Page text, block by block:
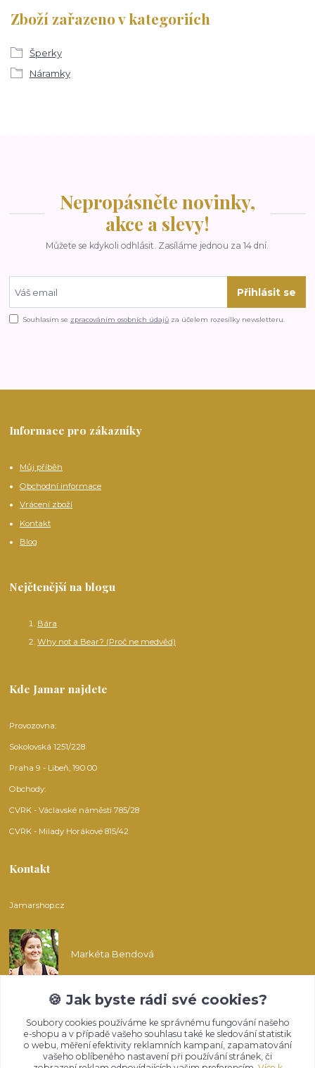
Zboží zařazeno v kategoriích
Šperky
Náramky
Nepropásněte novinky,
akce a slevy!
Můžete se kdykoli odhlásit. Zasíláme jednou za 14 dní.
Přihlásit se
Souhlasím se zpracováním osobních údajů za účelem rozesílky newsletteru.
Informace pro zákazníky
Můj příběh
Obchodní informace
Vrácení zboží
Kontakt
Blog
Nejčtenější na blogu
Bára
Why not a Bear? (Proč ne medvěd)
Kde Jamar najdete
Provozovna:
Sokolovská 1251/228
Praha 9 - Libeň, 190 00
Obchody:
CVRK - Václavské náměstí 785/28
CVRK - Milady Horákové 815/42
Kontakt
Jamarshop.cz
Markéta Bendová
info@jamarshop.cz
🍪 Jak byste rádi své cookies?
Soubory cookies používáme ke správnému fungování našeho
e-shopu a v případě vašeho souhlasu také ke sledování statistik
o webu, měření efektivity reklamních kampaní, zapamatování
vašeho oblíbeného nastavení při používání stránek, či